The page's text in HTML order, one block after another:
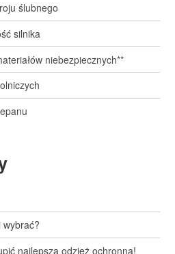
ślubnego
silnika
niebezpiecznych**
najlepszą odzież ochronną!